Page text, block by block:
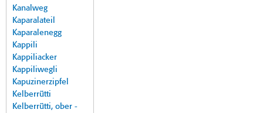
Kanalweg
Kaparalateil
Kaparalenegg
Kappili
Kappiliacker
Kappiliwegli
Kapuzinerzipfel
Kelberrütti
Kelberrütti, ober -